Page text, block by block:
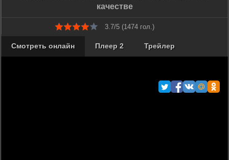
качестве
3.7/5 (1474 гол.)
Смотреть онлайн Плеер 2 Трейлер